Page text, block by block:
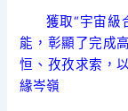
獲取“宇宙級
能，彰顯了完成
恒、孜孜求索，
緣岑嶺